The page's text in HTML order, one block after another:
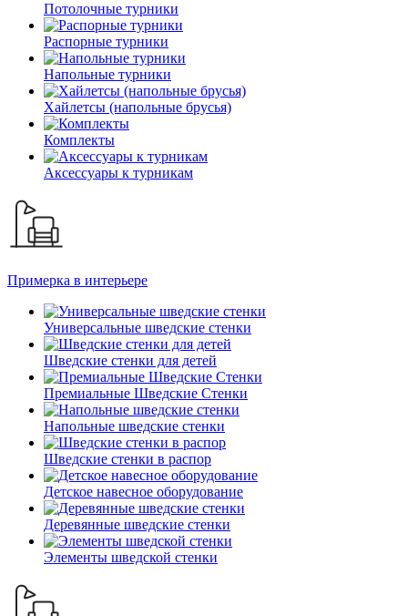
Потолочные турники
Распорные турники
Напольные турники
Хайлетсы (напольные брусья)
Комплекты
Аксессуары к турникам
Примерка в интерьере
Универсальные шведские стенки
Шведские стенки для детей
Премиальные Шведские Стенки
Напольные шведские стенки
Шведские стенки в распор
Детское навесное оборудование
Деревянные шведские стенки
Элементы шведской стенки